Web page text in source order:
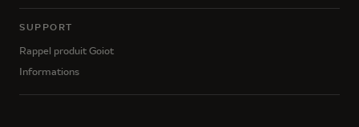
SUPPORT
Rappel produit Goiot
Informations